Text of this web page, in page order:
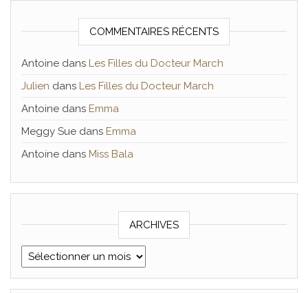
COMMENTAIRES RÉCENTS
Antoine dans Les Filles du Docteur March
Julien dans Les Filles du Docteur March
Antoine dans Emma
Meggy Sue dans Emma
Antoine dans Miss Bala
ARCHIVES
Archives